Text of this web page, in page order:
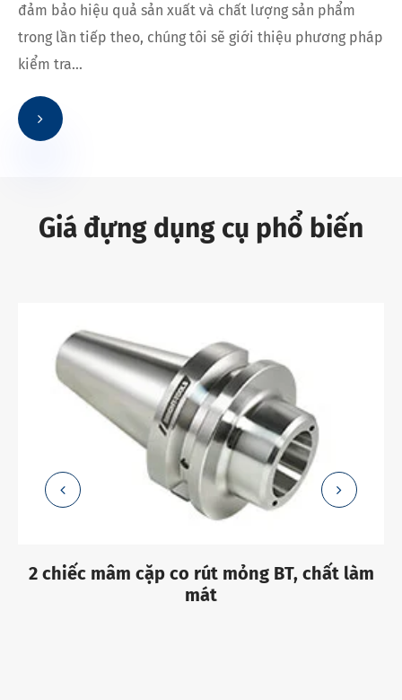
đảm bảo hiệu quả sản xuất và chất lượng sản phẩm
trong lần tiếp theo, chúng tôi sẽ giới thiệu phương pháp
kiểm tra...
Giá đựng dụng cụ phổ biến
2 chiếc mâm cặp co rút mỏng BT, chất làm
mát